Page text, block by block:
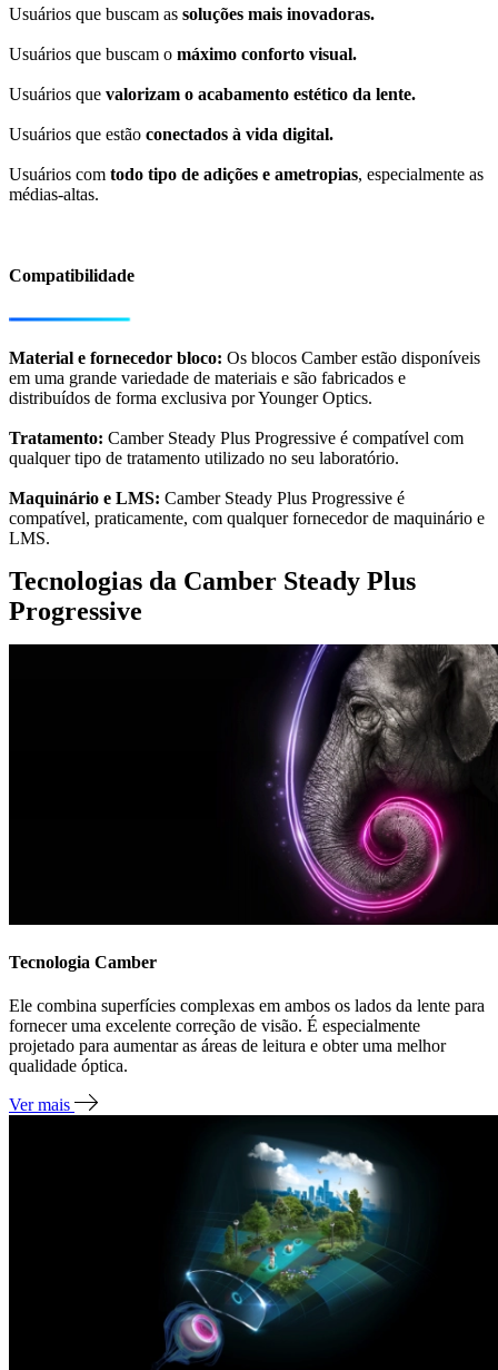
Usuários que buscam as soluções mais inovadoras.
Usuários que buscam o máximo conforto visual.
Usuários que valorizam o acabamento estético da lente.
Usuários que estão conectados à vida digital.
Usuários com todo tipo de adições e ametropias, especialmente as
médias-altas.
Compatibilidade
Material e fornecedor bloco​: Os blocos Camber estão disponíveis
em uma grande variedade de materiais e são fabricados e
distribuídos de forma exclusiva por Younger Optics.
Tratamento: Camber Steady Plus Progressive é compatível com
qualquer tipo de tratamento utilizado no seu laboratório.
Maquinário e LMS: Camber Steady Plus Progressive é
compatível, praticamente, com qualquer fornecedor de maquinário e
LMS.
Tecnologias da Camber Steady Plus
Progressive
Tecnologia Camber
Ele combina superfícies complexas em ambos os lados da lente para
fornecer uma excelente correção de visão. É especialmente
projetado para aumentar as áreas de leitura e obter uma melhor
qualidade óptica.
Ver mais